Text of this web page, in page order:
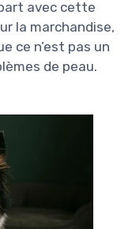
avec cette
la marchandise,
ce n’est pas un
de peau.